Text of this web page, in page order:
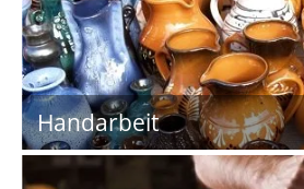
Handarbeit